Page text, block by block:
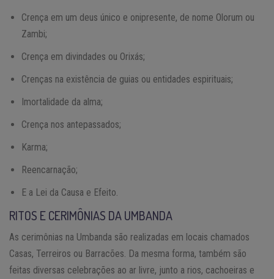
Crença em um deus único e onipresente, de nome Olorum ou
Zambi;
Crença em divindades ou Orixás;
Crenças na existência de guias ou entidades espirituais;
Imortalidade da alma;
Crença nos antepassados;
Karma;
Reencarnação;
E a Lei da Causa e Efeito.
RITOS E CERIMÔNIAS DA UMBANDA
As cerimônias na Umbanda são realizadas em locais chamados
Casas, Terreiros ou Barracões. Da mesma forma, também são
feitas diversas celebrações ao ar livre, junto a rios, cachoeiras e